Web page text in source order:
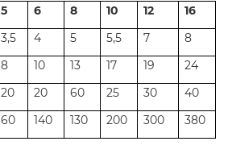
5 6 8 10 12
16
3,5 4 5 5,5 7
8
8 10 13 17 19 24
20 20 60 25 30
40
60 140 130 200 300 380